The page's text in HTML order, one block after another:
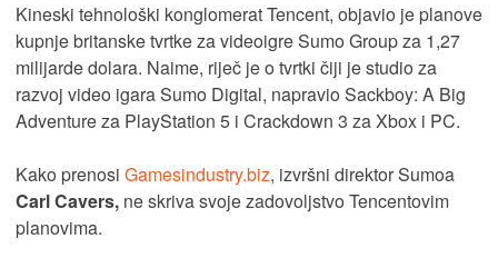
Kineski tehnološki konglomerat Tencent, objavio je planove
kupnje britanske tvrtke za videoigre Sumo Group za 1,27
milijarde dolara. Naime, riječ je o tvrtki čiji je studio za
razvoj video igara Sumo Digital, napravio Sackboy: A Big
Adventure za PlayStation 5 i Crackdown 3 za Xbox i PC.
Kako prenosi Gamesindustry.biz, izvršni direktor Sumoa
Carl Cavers, ne skriva svoje zadovoljstvo Tencentovim
planovima.